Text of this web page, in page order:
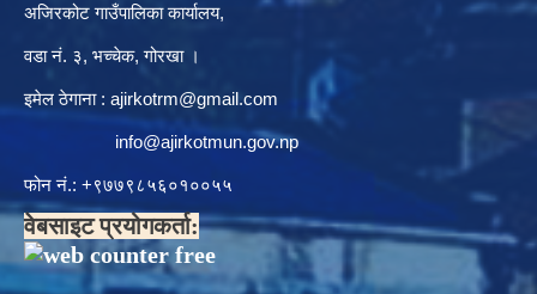
अजिरकोट गाउँपालिका कार्यालय,
वडा नं. ३, भच्चेक, गोरखा ।
इमेल ठेगाना : ajirkotrm@gmail.com
info@ajirkotmun.gov.np
फोन नं.: ‍‌+९७७९८५६०१००५५
वेबसाइट प्रयोगकर्ता: